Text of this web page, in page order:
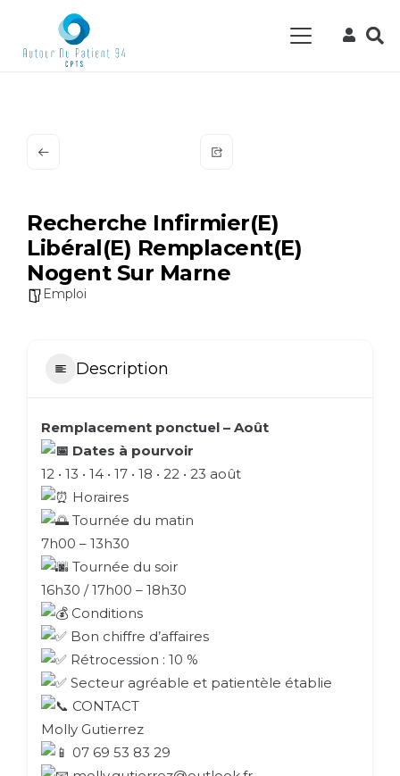
Recherche Infirmier(e)
Libéral(e) Remplacent(e)
Nogent Sur Marne
Emploi
Description
Remplacement ponctuel – Août
Dates à pourvoir
12 • 13 • 14 • 17 • 18 • 22 • 23 août
Horaires
Tournée du matin
7h00 – 13h30
Tournée du soir
16h30 / 17h00 – 18h30
Conditions
Bon chiffre d’affaires
Rétrocession : 10 %
Secteur agréable et patientèle établie
CONTACT
Molly Gutierrez
07 69 53 83 29